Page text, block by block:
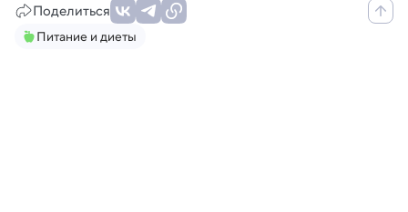
Поделиться
Питание и диеты